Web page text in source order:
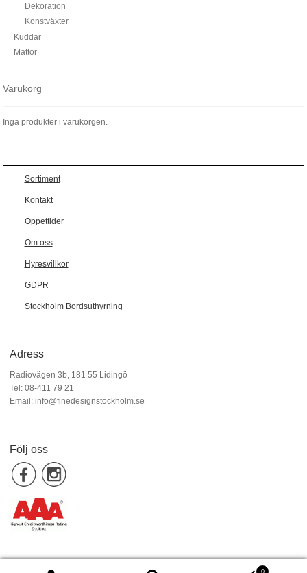
Dekoration
Konstväxter
Kuddar
Mattor
Varukorg
Inga produkter i varukorgen.
Sortiment
Kontakt
Öppettider
Om oss
Hyresvillkor
GDPR
Stockholm Bordsuthyrning
Adress
Radiovägen 3b, 181 55 Lidingö
Tel: 08-411 79 21
Email:info@finedesignstockholm.se
Följ oss